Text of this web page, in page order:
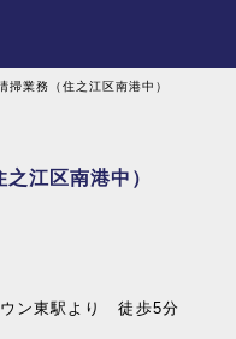
掃業務（住之江区南港中）
江区南港中）
ン東駅より 徒歩5分